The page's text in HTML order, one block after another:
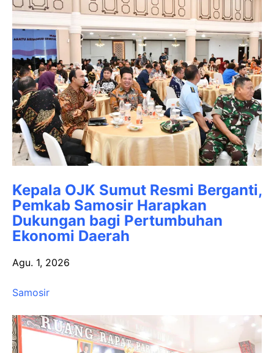
Kepala OJK Sumut Resmi Berganti,
Pemkab Samosir Harapkan
Dukungan bagi Pertumbuhan
Ekonomi Daerah
Agu. 1, 2026
Samosir